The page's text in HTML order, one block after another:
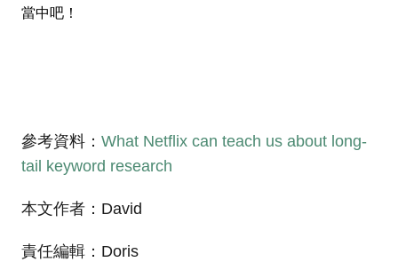
當中吧！
參考資料： What Netflix can teach us about long-
tail keyword research
本文作者：David
責任編輯：Doris